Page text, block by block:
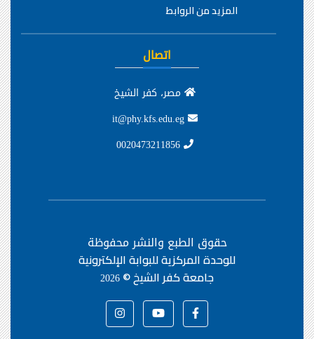
المزيد من الروابط
اتصال
مصر، كفر الشيخ
حقوق الطبع والنشر محفوظة
للوحدة المركزية للبوابة الإلكترونية
جامعة كفر الشيخ ©2026